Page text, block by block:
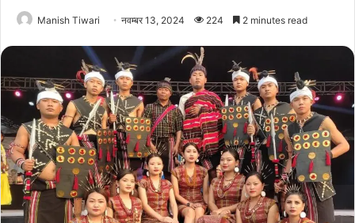
Manish Tiwari नवम्बर 13, 2024 224 2 minutes read